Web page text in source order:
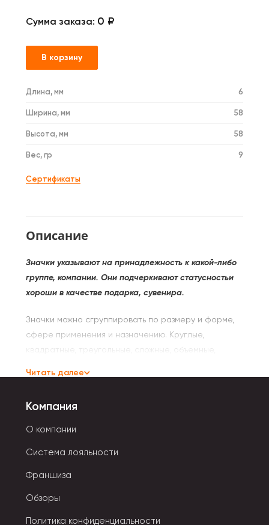
Сумма заказа: 0 ₽
В корзину
Длина, мм 6
Ширина, мм 58
Высота, мм 58
Вес, гр 9
Сертификаты
Описание
Значки указывают на принадлежность к какой-либо
группе, компании. Они подчеркивают статусностьи
хороши в качестве подарка, сувенира.
Значки можно сгруппировать по размеру и форме,
сфере применения и назначению. Круглые,
форме.
Систематизация по назначению нагрудных значков:
- Наградные выдаются за достижения и успехи в той
или иной сфере.
- Памятные приобретаются в знак памяти о
- Корпоративные значки являются частью
Читать далее
Компания
О компании
Система лояльности
Франшиза
Обзоры
Политика конфиденциальности